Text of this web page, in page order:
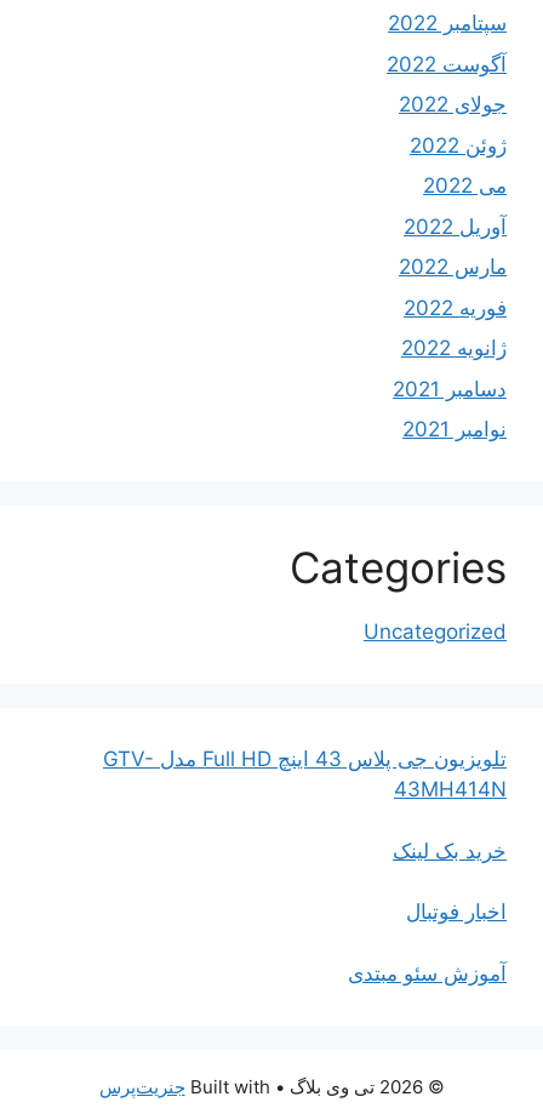
سپتامبر 2022
آگوست 2022
جولای 2022
ژوئن 2022
می 2022
آوریل 2022
مارس 2022
فوریه 2022
ژانویه 2022
دسامبر 2021
نوامبر 2021
Categories
Uncategorized
تلویزیون جی پلاس 43 اینچ Full HD مدل GTV-
43MH414N
خرید بک لینک
اخبار فوتبال
آموزش سئو مبتدی
© 2026 تی وی بلاگ • Built with جنریت‌پرس